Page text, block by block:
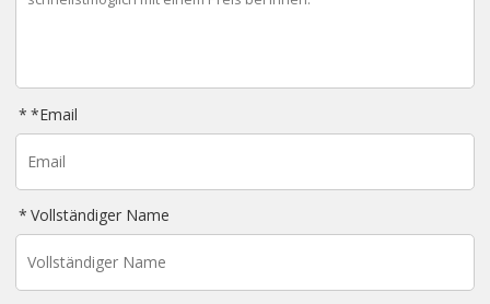
*Email
Vollständiger Name